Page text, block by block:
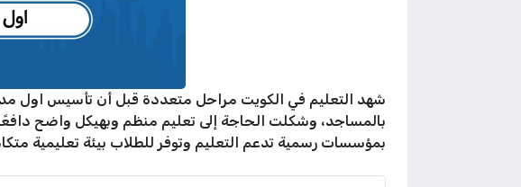
شهد التعليم في الكويت مراحل متعددة قبل أن تأسيس اول
بالمساجد، وشكلت الحاجة إلى تعليم منظم وبهيكل واضح دافعًا
بمؤسسات رسمية تدعم التعليم وتوفر للطلاب بيئة تعليمية